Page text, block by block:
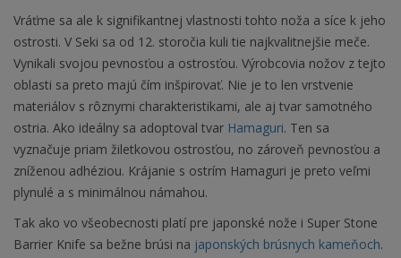
Vráťme sa ale k signifikantnej vlastnosti tohto noža a síce k jeho
ostrosti. V Seki sa od 12. storočia kuli tie najkvalitnejšie meče.
Vynikali svojou pevnosťou a ostrosťou. Výrobcovia nožov z tejto
oblasti sa preto majú čím inšpirovať. Nie je to len vrstvenie
materiálov s rôznymi charakteristikami, ale aj tvar samotného
ostria. Ako ideálny sa adoptoval tvar Hamaguri. Ten sa
vyznačuje priam žiletkovou ostrosťou, no zároveň pevnosťou a
zníženou adhéziou. Krájanie s ostrím Hamaguri je preto veľmi
plynulé a s minimálnou námahou.
Tak ako vo všeobecnosti platí pre japonské nože i Super Stone
Barrier Knife sa bežne brúsi na japonských brúsnych kameňoch.